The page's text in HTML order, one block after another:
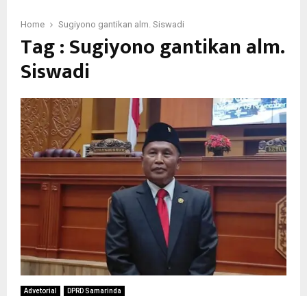
Home Sugiyono gantikan alm. Siswadi
Tag : Sugiyono gantikan alm.
Siswadi
Advetorial DPRD Samarinda